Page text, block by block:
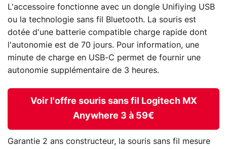
L'accessoire fonctionne avec un dongle Unifiying USB
ou la technologie sans fil Bluetooth. La souris est
dotée d'une batterie compatible charge rapide dont
l'autonomie est de 70 jours. Pour information, une
minute de charge en USB-C permet de fournir une
autonomie supplémentaire de 3 heures.
Voir l'offre souris sans fil Logitech MX
Anywhere 3 à 59€
Garantie 2 ans constructeur, la souris sans fil mesure